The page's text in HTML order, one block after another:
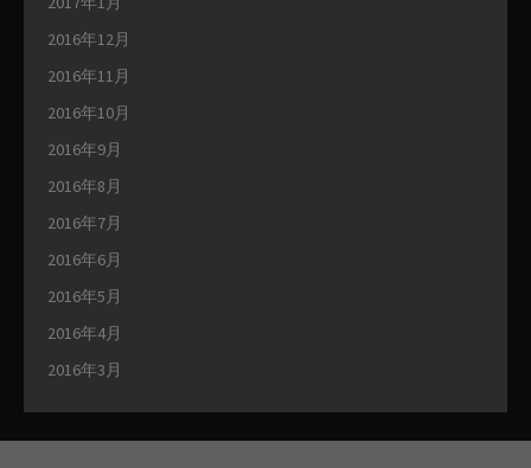
2016年12月
2016年11月
2016年10月
2016年9月
2016年8月
2016年7月
2016年6月
2016年5月
2016年4月
2016年3月